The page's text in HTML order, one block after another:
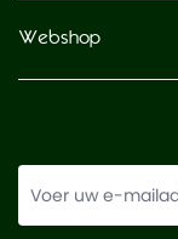
Webshop